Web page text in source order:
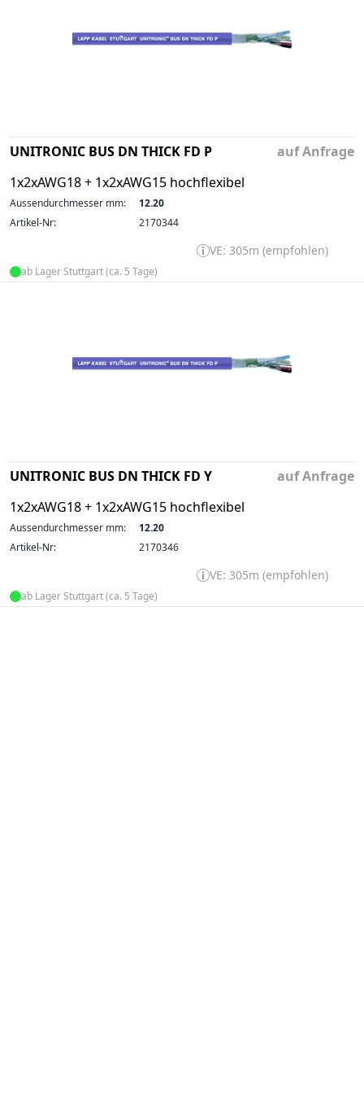
UNITRONIC BUS DN THICK FD P
1x2xAWG18 + 1x2xAWG15 hochflexibel
auf Anfrage
Aussendurchmesser mm:
12.20
Artikel-Nr:
2170344
VE: 305m (empfohlen)
ab Lager Stuttgart (ca. 5 Tage)
UNITRONIC BUS DN THICK FD Y
1x2xAWG18 + 1x2xAWG15 hochflexibel
auf Anfrage
Aussendurchmesser mm:
12.20
Artikel-Nr:
2170346
VE: 305m (empfohlen)
ab Lager Stuttgart (ca. 5 Tage)